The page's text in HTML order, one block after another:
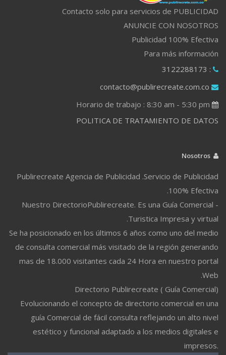
Contacto solo para servicios de PUBLICIDAD
ANUNCIE CON NOSOTROS
Publicidad 100% Efectiva
Para más información
: 3122288173
contacto@publirecreate.com.co
POLITICA DE TRATAMIENTO DE DATOS
Publirecreate Agencia de Publicidad .Servicio de Publicidad
100% Efectiva.
Nuestro DirectorioPublirecreate. Es una Guía Comercial -
Turistica Impresa y virtual.
Se ha posicionado en los últimos 6 años como uno del medio
de consulta comercial más visitado de la región generando
mas de 18.000 visitantes cada 24 Hora en nuestro portal
Web.
Directorio Publirecreate ( Guía Comercial)
Evolucionando el concepto de directorio comercial en una
guía Comercial de fácil consulta reflejando un alto nivel
estético y funcional adaptado a los medios digitales e
impresos.